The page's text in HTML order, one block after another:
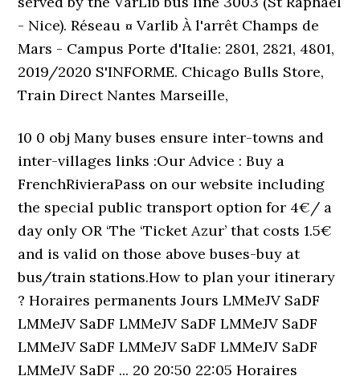
- Nice). Réseau ¤ Varlib À l'arrêt Champs de
Mars - Campus Porte d'Italie: 2801, 2821, 4801,
2019/2020 S'INFORME. Chicago Bulls Store,
Train Direct Nantes Marseille,
10 0 obj Many buses ensure inter-towns and
inter-villages links :Our Advice : Buy a
FrenchRivieraPass on our website including
the special public transport option for 4€/ a
day only OR ‘The ‘Ticket Azur’ that costs 1.5€
and is valid on those above buses-buy at
bus/train stations.How to plan your itinerary
? Horaires permanents Jours LMMeJV SaDF
LMMeJV SaDF LMMeJV SaDF LMMeJV SaDF
LMMeJV SaDF LMMeJV SaDF LMMeJV SaDF
LMMeJV SaDF ... 20 20:50 22:05 Horaires